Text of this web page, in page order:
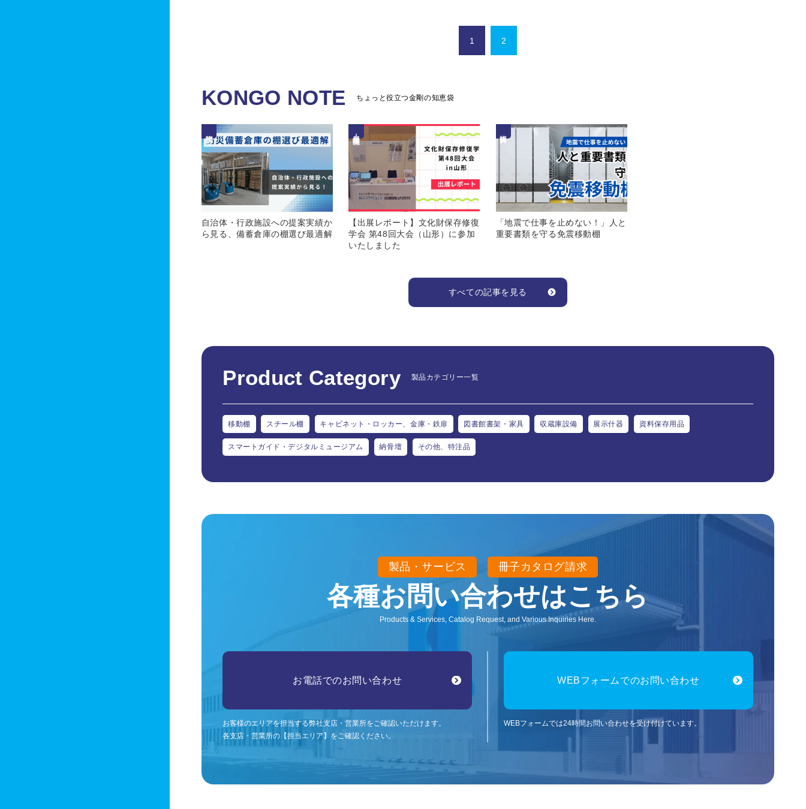
1 2
KONGO NOTE ちょっと役立つ金剛の知恵袋
自治体・行政施設への提案実績か
ら見る、備蓄倉庫の棚選び最適解
【出展レポート】文化財保存修復
学会 第48回大会（山形）に参加
いたしました
「地震で仕事を止めない！」人と
重要書類を守る免震移動棚
すべての記事を見る
Product Category 製品カテゴリー一覧
移動棚 スチール棚 キャビネット・ロッカー、金庫・鉄扉 図書館書架・家具 収蔵庫設備 展示什器 資料保存用品
スマートガイド・デジタルミュージアム 納骨壇 その他、特注品
製品・サービス 冊子カタログ請求
各種お問い合わせはこちら
Products & Services, Catalog Request, and Various Inquiries Here.
お電話でのお問い合わせ
お客様のエリアを担当する弊社支店・営業所をご確認いただけます。
各支店・営業所の【担当エリア】をご確認ください。
WEBフォームでのお問い合わせ
WEBフォームでは24時間お問い合わせを受け付けています。